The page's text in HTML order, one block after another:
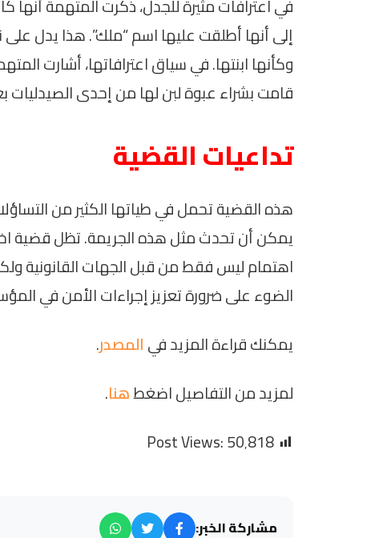
في اعترافات مثيرة للجدل، ذكرت المتهمة أنها
إلى أنها أطلقت عليها اسم “ملك”. هذا يدل
وكأنها ابنتها. في سياق اعترافاتها، أشارت
قامت بشراء عبوة لبن لها من إحدى الصيدليات
تداعيات القضية
هذه القضية تحمل في طياتها الكثير من
يمكن أن تحدث مثل هذه الجريمة. تظل
اهتمام ليس فقط من قبل الجهات القانونية
الضوء على ضرورة تعزيز إجراءات الأمن في
يمكنك قراءة المزيد فيالمصدر.
لمزيد من التفاصيل اضغطهنا.
Post Views:50٬818
مشاركة الخبر: